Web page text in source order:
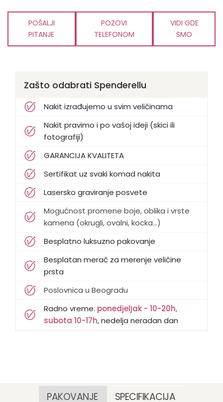
POŠALJI
PITANJE
POZOVI
TELEFONOM
VIDI GDE
SMO
Zašto odabrati Spenderellu
Nakit izrađujemo u svim veličinama
Nakit pravimo i po vašoj ideji (skici ili
fotografiji)
GARANCIJA KVALITETA
Sertifikat uz svaki komad nakita
Lasersko graviranje posvete
Mogućnost promene boje, oblika i vrste
kamena (okrugli, ovalni, kocka...)
Besplatno luksuzno pakovanje
Besplatan merač za merenje veličine
prsta
Poslovnica u Beogradu
Radno vreme: ponedjeljak - 10-20h,
subota 10-17h, nedelja neradan dan
PAKOVANJE SPECIFIKACIJA